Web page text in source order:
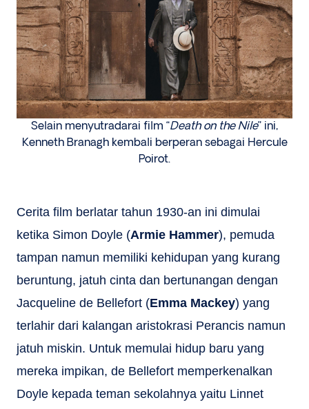
Selain menyutradarai film “Death on the Nile” ini,
Kenneth Branagh kembali berperan sebagai Hercule
Poirot.
Cerita film berlatar tahun 1930-an ini dimulai
ketika Simon Doyle (Armie Hammer), pemuda
tampan namun memiliki kehidupan yang kurang
beruntung, jatuh cinta dan bertunangan dengan
Jacqueline de Bellefort (Emma Mackey) yang
terlahir dari kalangan aristokrasi Perancis namun
jatuh miskin. Untuk memulai hidup baru yang
mereka impikan, de Bellefort memperkenalkan
Doyle kepada teman sekolahnya yaitu Linnet